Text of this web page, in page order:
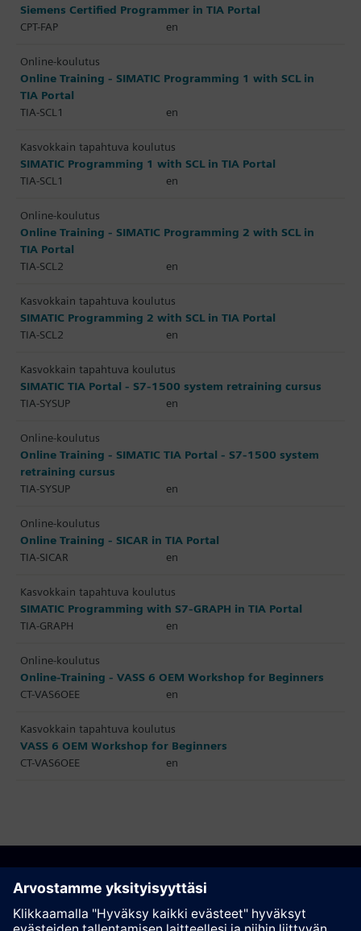
Siemens Certified Programmer in TIA Portal
CPT-FAP
en
Online-koulutus
Online Training - SIMATIC Programming 1 with SCL in
TIA Portal
TIA-SCL1
en
Kasvokkain tapahtuva koulutus
SIMATIC Programming 1 with SCL in TIA Portal
TIA-SCL1
en
Online-koulutus
Online Training - SIMATIC Programming 2 with SCL in
TIA Portal
TIA-SCL2
en
Kasvokkain tapahtuva koulutus
SIMATIC Programming 2 with SCL in TIA Portal
TIA-SCL2
en
Kasvokkain tapahtuva koulutus
SIMATIC TIA Portal - S7-1500 system retraining cursus
TIA-SYSUP
en
Online-koulutus
Online Training - SIMATIC TIA Portal - S7-1500 system
retraining cursus
TIA-SYSUP
en
Online-koulutus
Online Training - SICAR in TIA Portal
TIA-SICAR
en
Kasvokkain tapahtuva koulutus
SIMATIC Programming with S7-GRAPH in TIA Portal
TIA-GRAPH
en
Online-koulutus
Online-Training - VASS 6 OEM Workshop for Beginners
CT-VAS6OEE
en
Kasvokkain tapahtuva koulutus
VASS 6 OEM Workshop for Beginners
CT-VAS6OEE
en
Suosittele tätä sivua